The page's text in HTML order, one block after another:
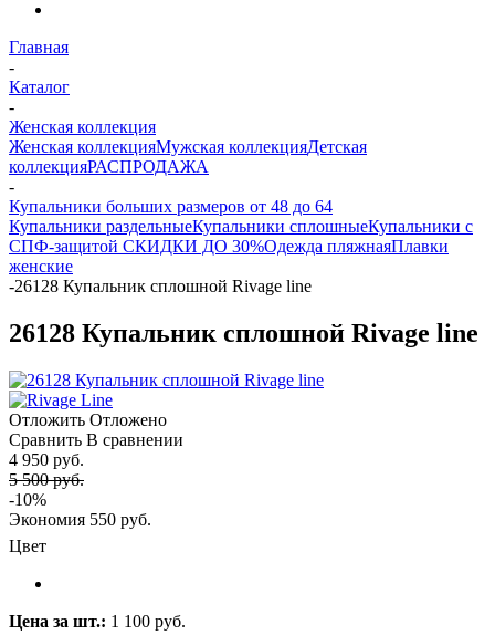
Главная
-
Каталог
-
Женская коллекция
Женская коллекцияМужская коллекцияДетская
коллекцияРАСПРОДАЖА
-
Купальники больших размеров от 48 до 64
Купальники раздельныеКупальники сплошныеКупальники с
СПФ-защитой СКИДКИ ДО 30%Одежда пляжнаяПлавки
женские
-26128 Купальник сплошной Rivage line
26128 Купальник сплошной Rivage line
Отложить Отложено
Сравнить В сравнении
4 950 руб.
5 500 руб.
-10%
Экономия 550 руб.
Цвет
Цена за шт.: 1 100 руб.